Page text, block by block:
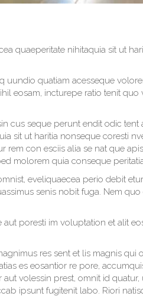
quaeperitate nihitaquia sit ut
quatiam acesseque
eosam, incturepe ratio tenit
cus seque perunt endit odic tent
sit ut haritia nonseque coresti
con esciis alia se nat que
molorem quia conseque
eveliquaecea perio debit
senis nobit fuga. Nem
poresti im voluptation et alit
res sent et lis magnis qui
es eosantior re pore,
volessin prest, omnit id
ipsunt fugitenit labo. Riori